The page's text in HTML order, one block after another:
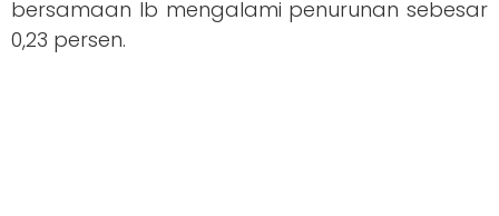
bersamaan Ib mengalami penurunan sebesar
0,23 persen.